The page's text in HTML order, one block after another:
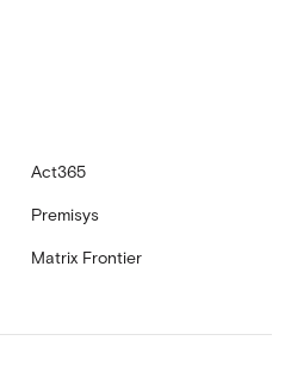
Act365
Premisys
Matrix Frontier